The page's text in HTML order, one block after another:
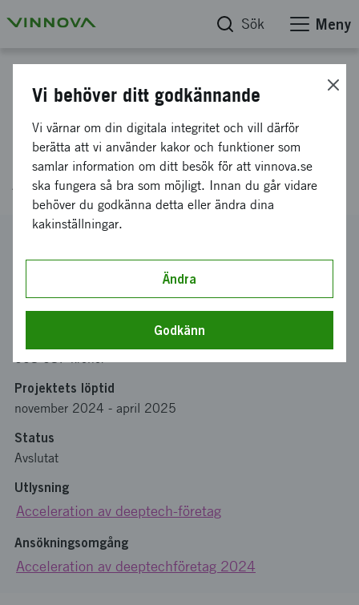
Sök Meny
Skala upp avancerad
chiptillverkning med hållbara
APS-lösningar
2024-02271
AlixLabs AB
658 687 kronor
Projektets löptid
november 2024 - april 2025
Status
Avslutat
Utlysning
Acceleration av deeptech-företag
Ansökningsomgång
Acceleration av deeptechföretag 2024
Vi behöver ditt godkännande
Vi värnar om din digitala integritet och vill därför
berätta att vi använder kakor och funktioner som
samlar information om ditt besök för att vinnova.se
ska fungera så bra som möjligt. Innan du går vidare
behöver du godkänna detta eller ändra dina
kakinställningar.
Ändra
Godkänn